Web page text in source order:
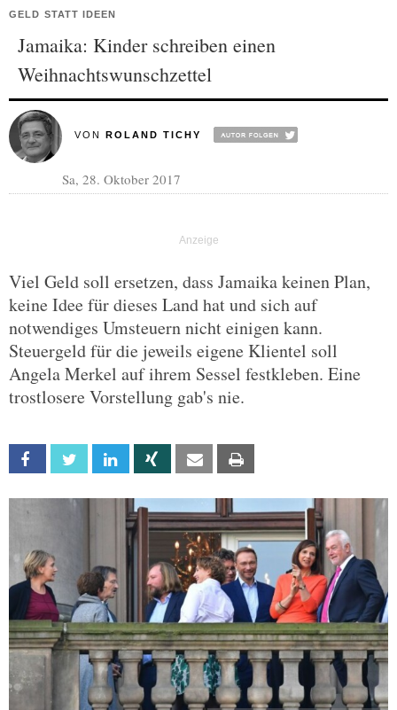
GELD STATT IDEEN
Jamaika: Kinder schreiben einen
Weihnachtswunschzettel
VON ROLAND TICHY
Sa, 28. Oktober 2017
Viel Geld soll ersetzen, dass Jamaika keinen Plan,
keine Idee für dieses Land hat und sich auf
notwendiges Umsteuern nicht einigen kann.
Steuergeld für die jeweils eigene Klientel soll
Angela Merkel auf ihrem Sessel festkleben. Eine
trostlosere Vorstellung gab's nie.
Facebook Twitter Linkedin Xing Email